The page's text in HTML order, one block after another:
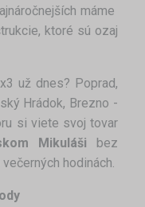
máme
ktoré sú ozaj
už dnes? Poprad,
Hrádok, Brezno -
si viete svoj tovar
Mikuláši bez
hodinách.